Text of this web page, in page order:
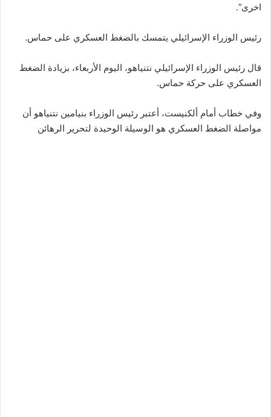
اخرى”.
رئيس الوزراء الإسرائيلي يتمسك بالضغط العسكري على حماس.
قال رئيس الوزراء الإسرائيلي نتنياهو، اليوم الأربعاء، بزيادة الضغط
العسكري على حركة حماس.
وفي خطاب أمام ألكنيست، أعتبر رئيس الوزراء بنيامين نتنياهو أن
مواصلة الضغط العسكري هو الوسيلة الوحيدة لتحرير الرهائن